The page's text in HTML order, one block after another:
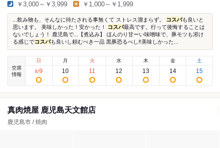
￥3,000～￥3,999 ￥1,000～￥1,999
...飲み物も、そんなに待たされる事無くて ストレス溜まらず。 コスパも良いと
思います。 美味しかった！安かった！ コスパ最高です。行って後悔することは
ないでしょう！ 鹿児島で...【煮込み】 ほんのり甘ーい味噌味で、豚モツも溶け
る感じでコスパも良いし頼むべき一品 黒豚恐るべし‼️美味しかった...
空席
情報
日
8/9
月
10
火
11
水
12
木
13
金
14
土
15
真肉焼屋 鹿児島天文館店
鹿児島市 / 焼肉